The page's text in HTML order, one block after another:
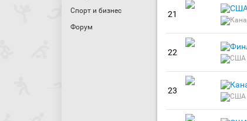
Спорт и бизнес
Форум
21
22
23